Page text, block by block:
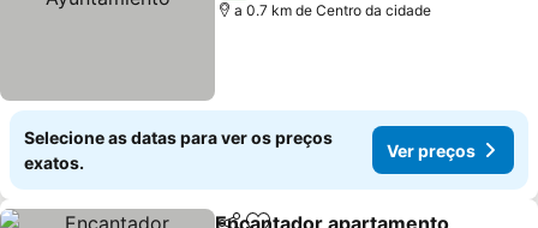
a 0.7 km de Centro da cidade
Selecione as datas para ver os preços
exatos.
Ver preços
Encantador apartamento